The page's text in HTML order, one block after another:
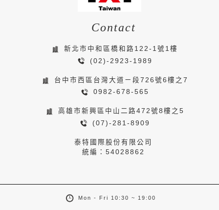
Contact
新北市中和區橋和路122-1號1樓
(02)-2923-1989
台中市西區台灣大道ㄧ段726號6樓之7
0982-678-565
高雄市新興區中山二路472號8樓之5
(07)-281-8909
泰特國際股份有限公司
統編：54028862
Mon - Fri 10:30 ~ 19:00